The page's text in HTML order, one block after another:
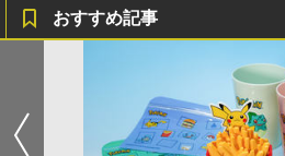
おすすめ記事